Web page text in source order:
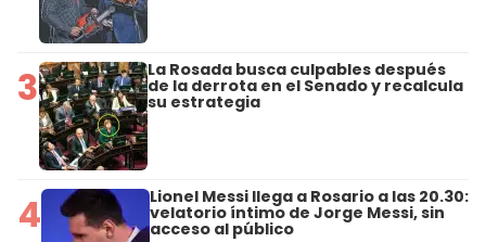
3 La Rosada busca culpables después
de la derrota en el Senado y recalcula
su estrategia
4 Lionel Messi llega a Rosario a las 20.30:
velatorio íntimo de Jorge Messi, sin
acceso al público